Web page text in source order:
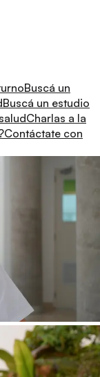
Buscá un
Buscá un estudio
Charlas a la
Contáctate con